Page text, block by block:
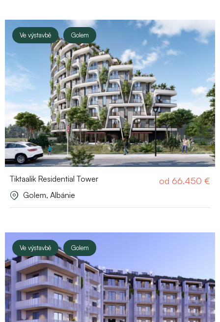
Ve výstavbě Golem
Tiktaalik Residential Tower od 66.450 €
Golem, Albánie
Ve výstavbě Golem